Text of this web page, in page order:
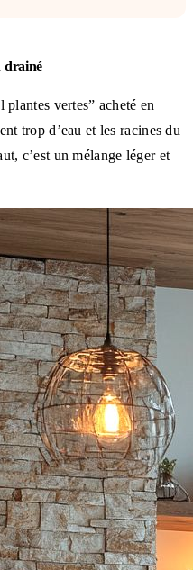
drainé
vertes” acheté en
trop d’eau et les racines du
c’est un mélange léger et